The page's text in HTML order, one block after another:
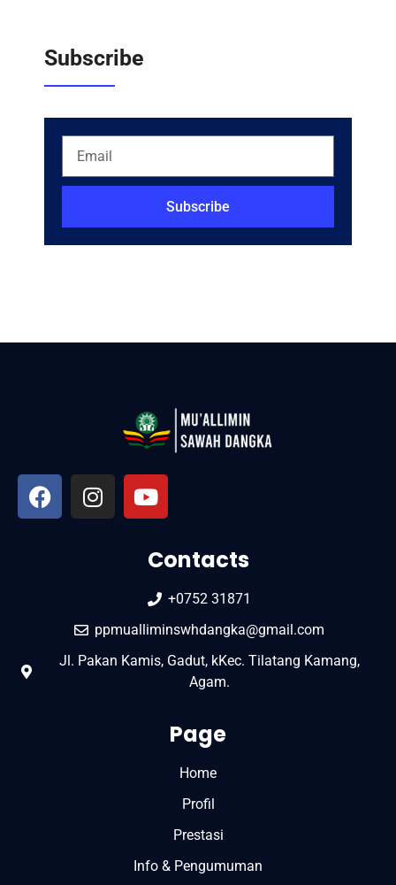
Subscribe
Subscribe
Contacts
+0752 31871
ppmualliminswhdangka@gmail.com
Jl. Pakan Kamis, Gadut, kKec. Tilatang Kamang,
Agam.
Page
Home
Profil
Prestasi
Info & Pengumuman